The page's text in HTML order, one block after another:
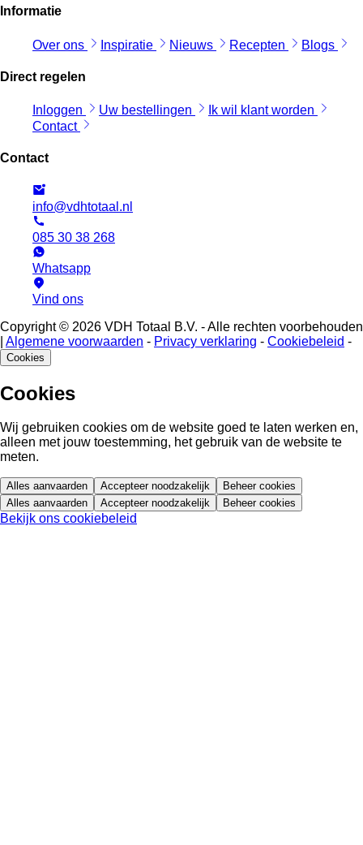
Informatie
Over ons Inspiratie Nieuws Recepten Blogs
Direct regelen
Inloggen Uw bestellingen
Ik wil klant worden
Contact
Contact
info@vdhtotaal.nl
085 30 38 268
Whatsapp
Vind ons
Copyright © 2026 VDH Totaal B.V. - Alle rechten voorbehouden
Algemene voorwaarden - Privacy verklaring - Cookiebeleid -
Cookies
Cookies
Wij gebruiken cookies om de website goed te laten werken en,
alleen met jouw toestemming, het gebruik van de website te
meten.
Alles aanvaarden Accepteer noodzakelijk
Beheer cookies
Alles aanvaarden
Accepteer noodzakelijk Beheer cookies
Bekijk ons cookiebeleid